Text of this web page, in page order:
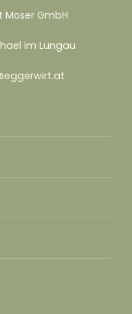
Moser GmbH
im Lungau